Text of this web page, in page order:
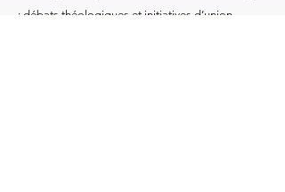
; débats théologiques et initiatives d’union